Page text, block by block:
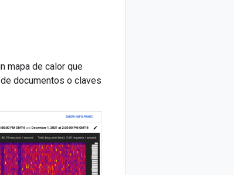
mapa de calor que
documentos o claves